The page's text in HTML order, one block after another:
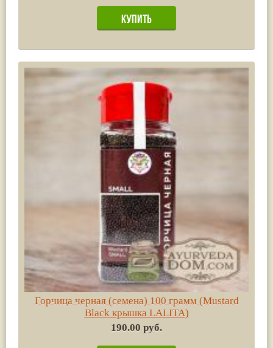
Горчица черная (семена) 100 грамм (Mustard
Black крышка LALITA)
190.00 руб.